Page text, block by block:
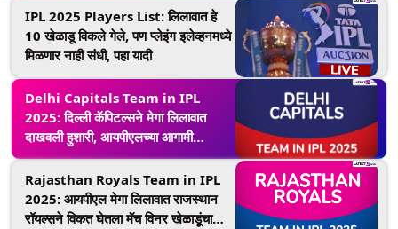
IPL 2025 Players List: लिलावात हे
10 खेळाडू विकले गेले, पण प्लेइंग इलेव्हनमध्ये
मिळणार नाही संधी, पहा यादी
Delhi Capitals Team in IPL
2025: दिल्ली कॅपिटल्सने मेगा लिलावात
दाखवली हुशारी, आयपीएलच्या आगामी
हंगामासाठी DC च्या संपूर्ण टीमची आणि नवीन
स्टार्सची यादी पाहा!
Rajasthan Royals Team in IPL
2025: आयपीएल मेगा लिलावात राजस्थान
रॉयल्सने विकत घेतला मॅच विनर खेळाडूंचा